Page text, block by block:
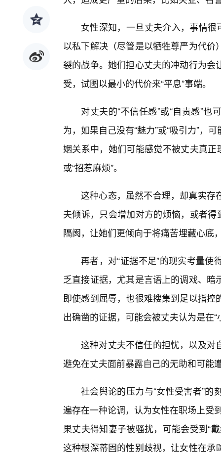
女性深知，一旦丈夫介入，事情很
以私下解决（尽管是以牺牲尊严为代
裂的战争。她们担心丈夫的冲动行为
受，试图以最小的代价来“平息”事端。
对丈夫的“不信任感”或“自责感”
为，如果自己没有“魅力”或“吸引力”，
姻关系中，她们可能感觉不被丈夫真
或“招惹麻烦”。
这种心态，虽然不合理，却真实存
夫倾诉，只会增加对方的烦恼，或者
隔阂，让她们更倾向于将痛苦埋藏心底
再者，对“证据不足”的现实考量
乏直接证据，尤其是言语上的调戏、
即使感到屈辱，也很难搜集到足以指
出确凿的证据，可能会被丈夫认为是在“
这种对丈夫不信任的担忧，以及对
避免在丈夫面前暴露自己的无助和可能
社会舆论的压力与“女性受害者”
遍存在一种论调，认为女性在职场上受
果丈夫得知妻子被骚扰，可能会受到“
这种根深蒂固的性别歧视，让女性在